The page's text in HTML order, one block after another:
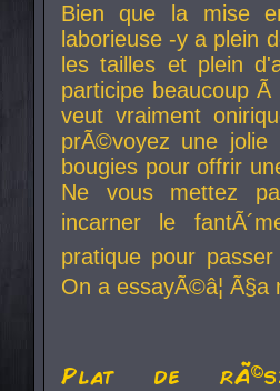
Bien que la mise
laborieuse -y a plein
les tailles et plein
participe beaucoup
veut vraiment
prÃ©voyez une
bougies pour offrir
Ne vous mettez
incarner le
pratique pour
On a essayÃ©â¦
Plat de